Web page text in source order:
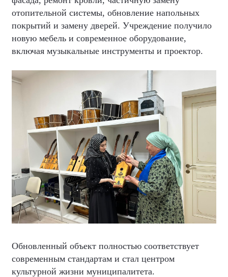
отопительной системы, обновление напольных
покрытий и замену дверей. Учреждение получило
новую мебель и современное оборудование,
включая музыкальные инструменты и проектор.
Обновленный объект полностью соответствует
современным стандартам и стал центром
культурной жизни муниципалитета.